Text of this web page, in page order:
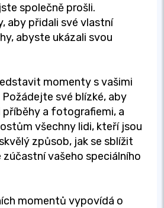
společně prošli.
aby přidali své vlastní
abyste ukázali svou
momenty s vašimi
své blízké, aby
příběhy a fotografiemi, a
všechny lidi, kteří jsou
způsob, jak se sblížit
zúčastní vašeho speciálního
momentů vypovídá o